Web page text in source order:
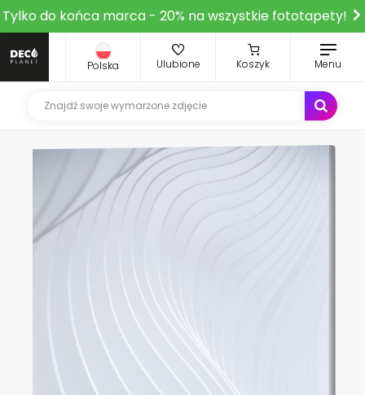
Tylko do końca marca - 20% na wszystkie fototapety!
Polska Ulubione Koszyk Menu